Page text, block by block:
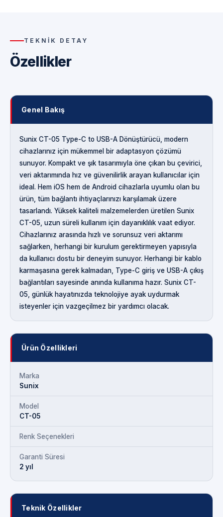
TEKNIK DETAY
Özellikler
Genel Bakış
Sunix CT-05 Type-C to USB-A Dönüştürücü, modern
cihazlarınız için mükemmel bir adaptasyon çözümü
sunuyor. Kompakt ve şık tasarımıyla öne çıkan bu çevirici,
veri aktarımında hız ve güvenilirlik arayan kullanıcılar için
ideal. Hem iOS hem de Android cihazlarla uyumlu olan bu
ürün, tüm bağlantı ihtiyaçlarınızı karşılamak üzere
tasarlandı. Yüksek kaliteli malzemelerden üretilen Sunix
CT-05, uzun süreli kullanım için dayanıklılık vaat ediyor.
Cihazlarınız arasında hızlı ve sorunsuz veri aktarımı
sağlarken, herhangi bir kurulum gerektirmeyen yapısıyla
da kullanıcı dostu bir deneyim sunuyor. Herhangi bir kablo
karmaşasına gerek kalmadan, Type-C giriş ve USB-A çıkış
bağlantıları sayesinde anında kullanıma hazır. Sunix CT-
05, günlük hayatınızda teknolojiye ayak uydurmak
isteyenler için vazgeçilmez bir yardımcı olacak.
Ürün Özellikleri
Marka
Sunix
Model
CT-05
Renk Seçenekleri
Garanti Süresi
2 yıl
Teknik Özellikler